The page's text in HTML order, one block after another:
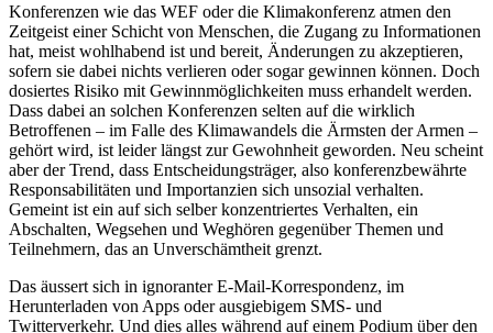
Konferenzen wie das WEF oder die Klimakonferenz atmen den
Zeitgeist einer Schicht von Menschen, die Zugang zu Informationen
hat, meist wohlhabend ist und bereit, Änderungen zu akzeptieren,
sofern sie dabei nichts verlieren oder sogar gewinnen können. Doch
dosiertes Risiko mit Gewinnmöglichkeiten muss erhandelt werden.
Dass dabei an solchen Konferenzen selten auf die wirklich
Betroffenen – im Falle des Klimawandels die Ärmsten der Armen –
gehört wird, ist leider längst zur Gewohnheit geworden. Neu scheint
aber der Trend, dass Entscheidungsträger, also konferenzbewährte
Responsabilitäten und Importanzien sich unsozial verhalten.
Gemeint ist ein auf sich selber konzentriertes Verhalten, ein
Abschalten, Wegsehen und Weghören gegenüber Themen und
Teilnehmern, das an Unverschämtheit grenzt.
Das äussert sich in ignoranter E-Mail-Korrespondenz, im
Herunterladen von Apps oder ausgiebigem SMS- und
Twitterverkehr. Und dies alles während auf einem Podium über den